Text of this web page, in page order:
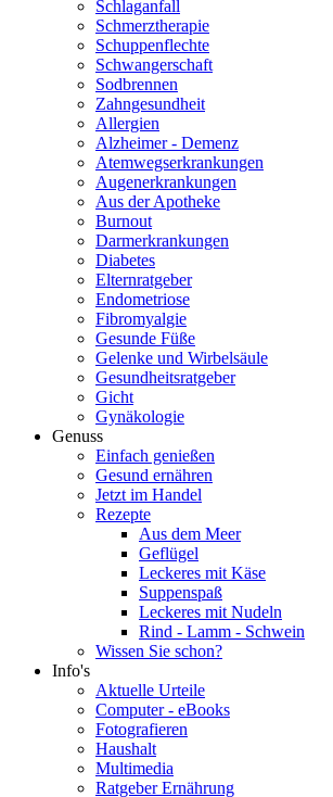
Schlaganfall
Schmerztherapie
Schuppenflechte
Schwangerschaft
Sodbrennen
Zahngesundheit
Allergien
Alzheimer - Demenz
Atemwegserkrankungen
Augenerkrankungen
Aus der Apotheke
Burnout
Darmerkrankungen
Diabetes
Elternratgeber
Endometriose
Fibromyalgie
Gesunde Füße
Gelenke und Wirbelsäule
Gesundheitsratgeber
Gicht
Gynäkologie
Genuss
Einfach genießen
Gesund ernähren
Jetzt im Handel
Rezepte
Aus dem Meer
Geflügel
Leckeres mit Käse
Suppenspaß
Leckeres mit Nudeln
Rind - Lamm - Schwein
Wissen Sie schon?
Info's
Aktuelle Urteile
Computer - eBooks
Fotografieren
Haushalt
Multimedia
Ratgeber Ernährung